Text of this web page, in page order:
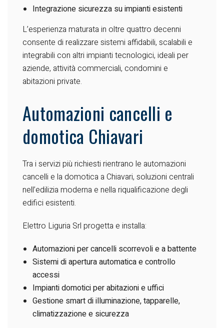
Integrazione sicurezza su impianti esistenti
L’esperienza maturata in oltre quattro decenni
consente di realizzare sistemi affidabili, scalabili e
integrabili con altri impianti tecnologici, ideali per
aziende, attività commerciali, condomini e
abitazioni private.
Automazioni cancelli e
domotica Chiavari
Tra i servizi più richiesti rientrano le automazioni
cancelli e la domotica a Chiavari, soluzioni centrali
nell’edilizia moderna e nella riqualificazione degli
edifici esistenti.
Elettro Liguria Srl progetta e installa:
Automazioni per cancelli scorrevoli e a battente
Sistemi di apertura automatica e controllo
accessi
Impianti domotici per abitazioni e uffici
Gestione smart di illuminazione, tapparelle,
climatizzazione e sicurezza